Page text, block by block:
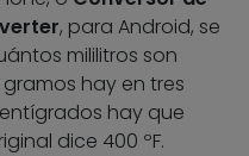
, para Android, se
mililitros son
hay en tres
hay que
dice 400 ºF.